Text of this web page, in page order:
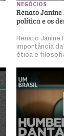
NEGÓCIOS
Renato
política e os
Renato Janine
importância
ética e